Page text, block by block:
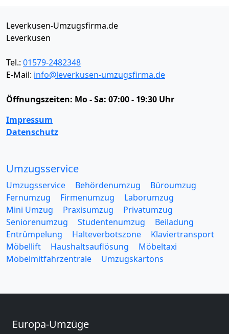
Leverkusen-Umzugsfirma.de
Leverkusen
Tel.: 01579-2482348
E-Mail: info@leverkusen-umzugsfirma.de
Öffnungszeiten: Mo - Sa: 07:00 - 19:30 Uhr
Impressum
Datenschutz
Umzugsservice
Umzugsservice Behördenumzug
Büroumzug
Fernumzug
Firmenumzug
Laborumzug
Mini Umzug
Praxisumzug
Privatumzug
Seniorenumzug
Studentenumzug
Beiladung
Entrümpelung
Halteverbotszone
Klaviertransport
Möbellift
Haushaltsauflösung
Möbeltaxi
Möbelmitfahrzentrale
Umzugskartons
Europa-Umzüge